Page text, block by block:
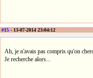
#15 - 13-07-2014 23:04:12
Ah, je n'avais pas compris qu'on
Je recherche alors...